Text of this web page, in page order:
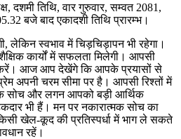
दशमी तिथि, वार गुरुवार, सम्वत 2081,
बजे बाद एकादशी तिथि प्रारम्भ।
लेकिन स्वभाव में चिड़चिड़ापन भी रहेगा।
कार्यों में सफलता मिलेगी। आपसी
करें। आज आप देखेंगे कि आपके प्रयासों से
अपनी चरम सीमा पर है। आपसी रिश्तों में
सोच और लगन आपको बड़ी आर्थिक
भी हैं। मन पर नकारात्मक सोच का
खेल-कूद की प्रतिस्पर्धा में भाग ले सकते
रहें।